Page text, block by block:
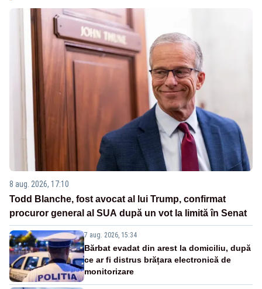
8 aug. 2026, 17:10
Todd Blanche, fost avocat al lui Trump, confirmat
procuror general al SUA după un vot la limită în Senat
7 aug. 2026, 15:34
Bărbat evadat din arest la domiciliu, după
ce ar fi distrus brățara electronică de
monitorizare